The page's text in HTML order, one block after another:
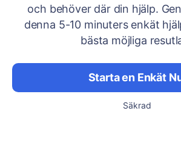
och behöver där din hjälp.
denna 5-10 minuters enkät
bästa möjliga
Starta en Enkät
Säkrad